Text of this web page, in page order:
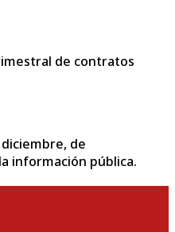
de contratos
diciembre, de
información pública.